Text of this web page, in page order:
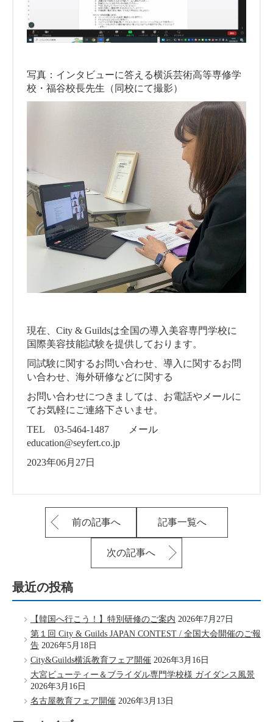
写真：インタビューに答える横浜芸術高等専修学
校・福谷校長先生（同校にて撮影）
現在、City & Guildsは全国の導入美容専門学校に
国際美容技能試験を提供しております。
同試験に関するお問い合わせ、導入に関するお問
い合わせ、海外研修などに関する
お問い合わせにつきましては、お電話やメールに
てお気軽にご連絡下さいませ。
TEL 03-5464-1487 メール
education@seyfert.co.jp
2023年06月27日
前の記事へ 記事一覧へ
次の記事へ
最近の投稿
【韓国へ行こう！】特別研修のご案内 2026年7月27日
第１回 City & Guilds JAPAN CONTEST / 全国大会開催のご報
告 2026年5月18日
City&Guilds横浜教育フェア開催 2026年3月16日
大宮ビューティー＆ブライダル専門学校様 ガイダンス風景
2026年3月16日
名古屋教育フェア開催 2026年3月13日